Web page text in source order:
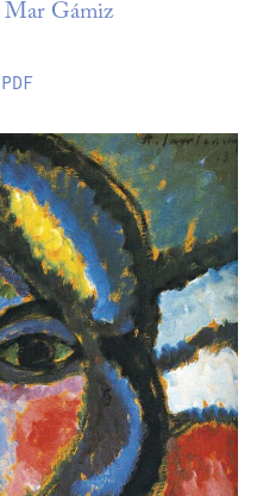
Mar Gámiz
PDF